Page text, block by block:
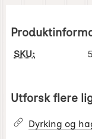
SKU:
Utforsk flere
Dyrking og